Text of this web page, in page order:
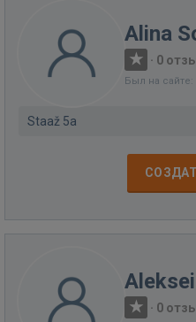
Alina
· 0
Был на сайте:
Staaž 5a
· 0